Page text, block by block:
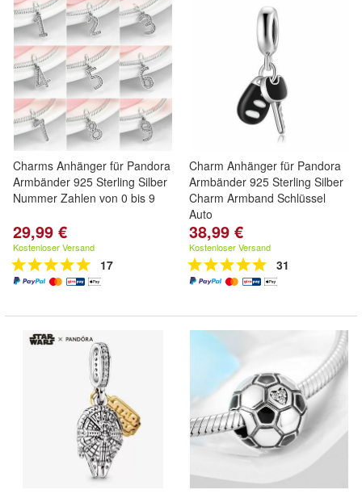
Charms Anhänger für Pandora
Armbänder 925 Sterling Silber
Nummer Zahlen von 0 bis 9
29,99 €
Kostenloser Versand
17
Charm Anhänger für Pandora
Armbänder 925 Sterling Silber
Charm Armband Schlüssel
Auto
38,99 €
Kostenloser Versand
31